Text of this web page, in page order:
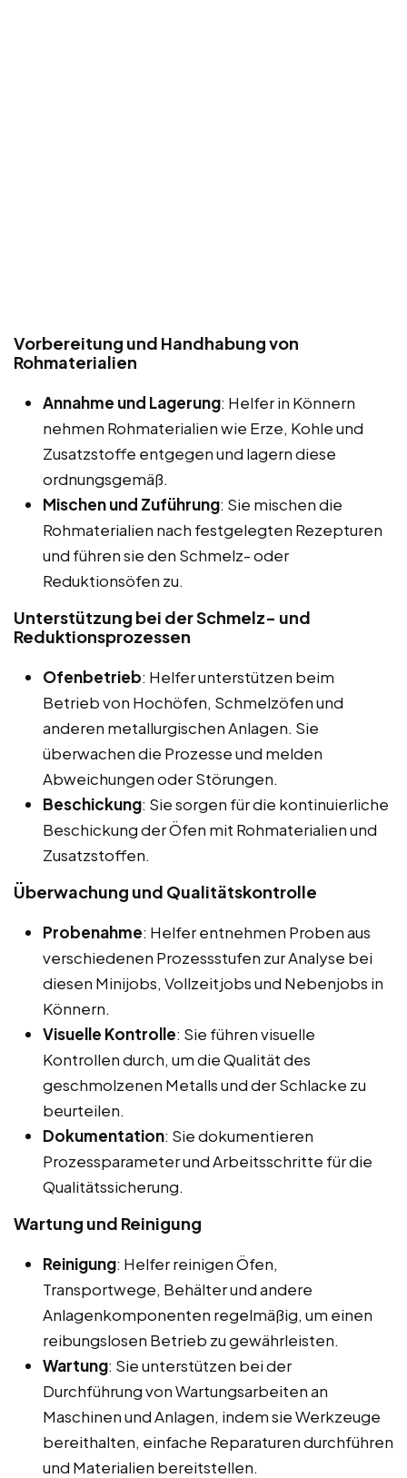
Vorbereitung und Handhabung von
Rohmaterialien
Annahme und Lagerung: Helfer in Könnern
nehmen Rohmaterialien wie Erze, Kohle und
Zusatzstoffe entgegen und lagern diese
ordnungsgemäß.
Mischen und Zuführung: Sie mischen die
Rohmaterialien nach festgelegten Rezepturen
und führen sie den Schmelz- oder
Reduktionsöfen zu.
Unterstützung bei der Schmelz- und
Reduktionsprozessen
Ofenbetrieb: Helfer unterstützen beim
Betrieb von Hochöfen, Schmelzöfen und
anderen metallurgischen Anlagen. Sie
überwachen die Prozesse und melden
Abweichungen oder Störungen.
Beschickung: Sie sorgen für die kontinuierliche
Beschickung der Öfen mit Rohmaterialien und
Zusatzstoffen.
Überwachung und Qualitätskontrolle
Probenahme: Helfer entnehmen Proben aus
verschiedenen Prozessstufen zur Analyse bei
diesen Minijobs, Vollzeitjobs und Nebenjobs in
Könnern.
Visuelle Kontrolle: Sie führen visuelle
Kontrollen durch, um die Qualität des
geschmolzenen Metalls und der Schlacke zu
beurteilen.
Dokumentation: Sie dokumentieren
Prozessparameter und Arbeitsschritte für die
Qualitätssicherung.
Wartung und Reinigung
Reinigung: Helfer reinigen Öfen,
Transportwege, Behälter und andere
Anlagenkomponenten regelmäßig, um einen
reibungslosen Betrieb zu gewährleisten.
Wartung: Sie unterstützen bei der
Durchführung von Wartungsarbeiten an
Maschinen und Anlagen, indem sie Werkzeuge
bereithalten, einfache Reparaturen durchführen
und Materialien bereitstellen.